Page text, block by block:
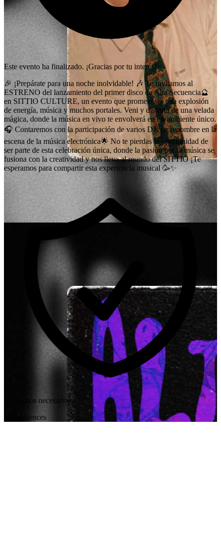
Este evento ha finalizado. ¡Gracias por tu interés!
🎉 ¡Prepárate para una noche inolvidable! 🎶 Te invitamos al
ESTRENO del lanzamiento del primer disco de Alta Secuencia🔮
en SITTIO CULTURE, un evento que promete ser una explosión
de energía, música y muchos portales. Veni y disfrutá de una velada
mágica, donde la música en vivo te envolverá en un ambiente único.
🎧 Contaremos con la participación de varios DJs de renombre en la
escena de la música electrónica🌟 No te pierdas la oportunidad de
ser parte de esta celebración única, donde la pasión por la música se
fusiona con la creatividad y nos lleva al mundo del SITTIO ¡Te
esperamos para compartir esta experiencia musical 🥳✨
Requisitos necesarios
All audiences